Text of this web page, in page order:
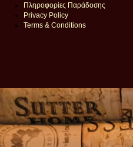
Πληροφορίες Παράδοσης
Privacy Policy
Terms & Conditions